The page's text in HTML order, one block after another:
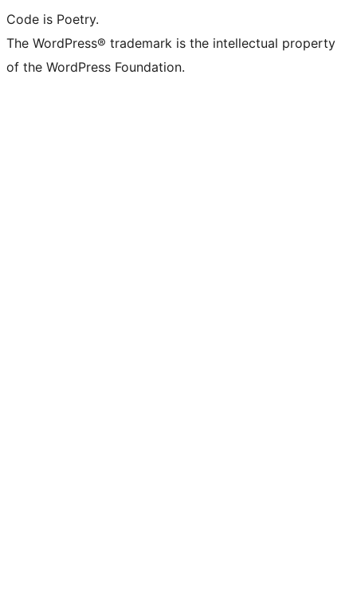
Code is Poetry.
The WordPress® trademark is the intellectual property
of the WordPress Foundation.